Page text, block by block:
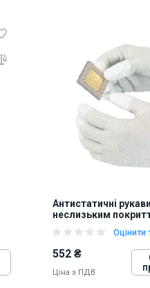
10435
Антистатичні
неслизьким
долонь Goot WG-4S
Оцінити
552 ₴
Ціна з ПДВ